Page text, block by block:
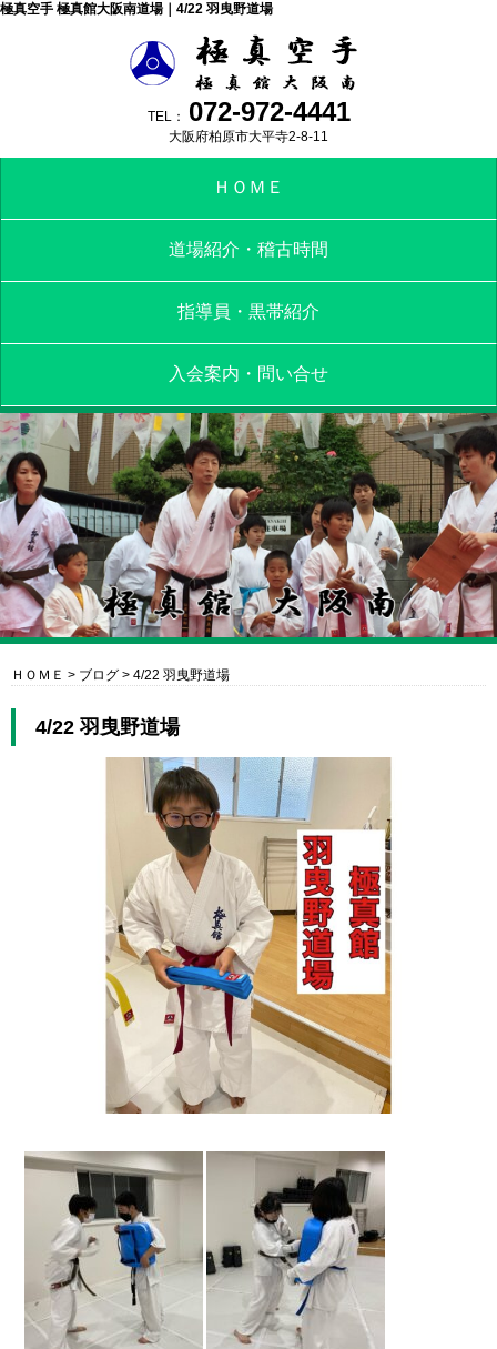
極真空手 極真館大阪南道場｜4/22 羽曳野道場
TEL： 072-972-4441
大阪府柏原市大平寺2-8-11
ＨＯＭＥ
道場紹介・稽古時間
指導員・黒帯紹介
入会案内・問い合せ
ＨＯＭＥ > ブログ > 4/22 羽曳野道場
4/22 羽曳野道場